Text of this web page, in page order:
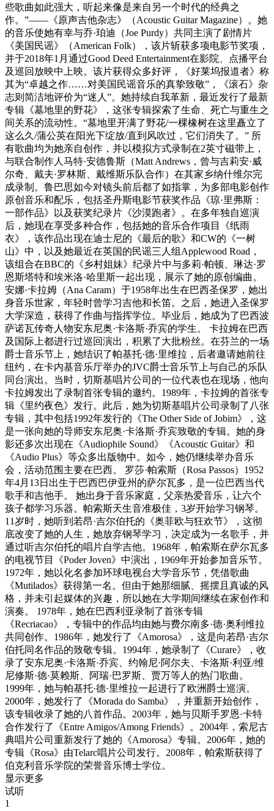
些歌曲如此强大，听起来像是来自另一个时代的经典之
作。”——《原声吉他杂志》（Acoustic Guitar Magazine）。她
的音乐使她有幸与乔·珀迪（Joe Purdy）共同主演了剧情片
《美国民谣》（American Folk），该片斩获多项电影节奖项，
并于2018年1月通过Good Deed Entertainment在影院、点播平台
及巡回放映中上映。该片获得众多好评，《好莱坞报道者》称
其为“卓越之作……对美国民谣音乐的真挚致敬”，《滚石》杂
志则简洁地评价为“迷人”。她持续自我革新，最近发行了最新
专辑《墓地里的野花》，这张专辑探索了生命、死亡与重生之
间关系的流动性。“墓地里开满了野花/一棵橡树在这里矗立了
这么久/蒲公英在阳光下绽放/直到风吹过，它们消失了。” 所
有歌曲均为她亲自创作，并以模拟方式录制在2英寸磁带上，
与联合制作人马特·安德鲁斯（Matt Andrews，曾与吉莉安·威
尔奇、戴夫·罗林斯、戴维斯乐队合作）在其家乡纳什维尔完
成录制。鲁巴思如今对镜头前后都了如指掌，为多部电影创作
原创音乐和配乐，包括圣丹斯电影节获奖作品《琼·里弗斯：
一部作品》以及获奖纪录片《沙漠跑者》。在多年独自巡演
后，她现在享受多种合作，包括她的音乐合作项目《纸雨
衣》，该作品出现在迪士尼的《最后的歌》和CW的《一树
山》中，以及她最近在英国的民谣三人组Applewood Road，
该组合在BBC的《乡村姐妹》纪录片中与多莉·帕顿、琳达·罗
恩斯塔特和埃米洛·哈里斯一起出现，展示了她的原创编曲。
安娜·卡拉姆（Ana Caram）于1958年出生在巴西圣保罗，她出
身音乐世家，年轻时曾学习吉他和长笛。之后，她进入圣保罗
大学深造，获得了作曲与指挥学位。毕业后，她成为了巴西波
萨诺瓦传奇人物安东尼奥·卡洛斯·乔宾的学生。 卡拉姆在巴西
及国际上都进行过巡回演出，积累了大批粉丝。在芬兰的一场
爵士音乐节上，她结识了帕基托·德·里维拉，后者邀请她前往
纽约，在卡内基音乐厅举办的JVC爵士音乐节上与自己的乐队
同台演出。当时，切斯基唱片公司的一位代表也在现场，他向
卡拉姆发出了录制首张专辑的邀约。1989年，卡拉姆的首张专
辑《里约夜色》发行。此后，她为切斯基唱片公司录制了八张
专辑，其中包括1992年发行的《The Other Side of Jobim》，这
是一张向她的导师安东尼奥·卡洛斯·乔宾致敬的专辑。她的身
影还多次出现在《Audiophile Sound》《Acoustic Guitar》和
《Audio Plus》等众多出版物中。如今，她仍继续举办音乐
会，活动范围主要在巴西。 罗莎·帕索斯（Rosa Passos）1952
年4月13日出生于巴西巴伊亚州的萨尔瓦多，是一位巴西当代
歌手和吉他手。 她出身于音乐家庭，父亲热爱音乐，让六个
孩子都学习乐器。帕索斯天生音准极佳，3岁开始学习钢琴。
11岁时，她听到若昂·吉尔伯托的《奥菲欧与狂欢节》，这彻
底改变了她的人生，她放弃钢琴学习，决定成为一名歌手，并
通过听吉尔伯托的唱片自学吉他。1968年，帕索斯在萨尔瓦多
的电视节目《Poder Joven》中演出，1969年开始参加音乐节。
1972年，她以化名参加环球电视台大学音乐节，凭借歌曲
《Mutilados》获得第一名。但由于她那细腻、摇摆且真诚的风
格，并未引起媒体的兴趣，所以她在大学期间继续在家创作和
演奏。 1978年，她在巴西利亚录制了首张专辑
《Recriacao》，专辑中的作品均由她与费尔南多·德·奥利维拉
共同创作。1986年，她发行了《Amorosa》，这是向若昂·吉尔
伯托同名作品的致敬专辑。1994年，她录制了《Curare》，收
录了安东尼奥·卡洛斯·乔宾、约翰尼·阿尔夫、卡洛斯·利亚/维
尼修斯·德·莫赖斯、阿瑞·巴罗斯、贾万等人的热门歌曲。
1999年，她与帕基托·德·里维拉一起进行了欧洲爵士巡演。
2000年，她发行了《Morada do Samba》，并重新开始创作，
该专辑收录了她的八首作品。2003年，她与贝斯手罗恩·卡特
合作发行了《Entre Amigos/Among Friends》。2004年，索尼古
典唱片公司重新发行了她的《Amorosa》专辑。2006年，她的
专辑《Rosa》由Telarc唱片公司发行。2008年，帕索斯获得了
伯克利音乐学院的荣誉音乐博士学位。
显示更多
试听
1